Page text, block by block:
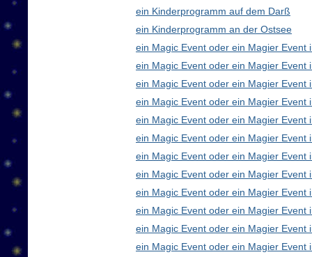
ein Kinderprogramm auf dem Darß
ein Kinderprogramm an der Ostsee
ein Magic Event oder ein Magier Event
ein Magic Event oder ein Magier Event
ein Magic Event oder ein Magier Event
ein Magic Event oder ein Magier Event
ein Magic Event oder ein Magier Event
ein Magic Event oder ein Magier Event
ein Magic Event oder ein Magier Event
ein Magic Event oder ein Magier Event
ein Magic Event oder ein Magier Event
ein Magic Event oder ein Magier Event
ein Magic Event oder ein Magier Event
ein Magic Event oder ein Magier Event